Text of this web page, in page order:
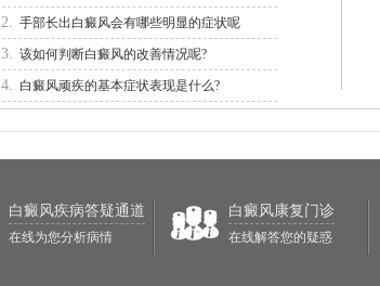
2. 手部长出白癜风会有哪些明显的症状呢
3. 该如何判断白癜风的改善情况呢?
4. 白癜风顽疾的基本症状表现是什么?
白癜风疾病答疑通道
在线为您分析病情
白癜风康复门诊
在线解答您的疑惑